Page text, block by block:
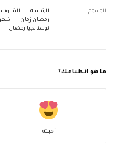
الوسوم الرئيسية
رمضان زمان
نوستالجيا رمضان
ما هو انطباعك؟
أحببته